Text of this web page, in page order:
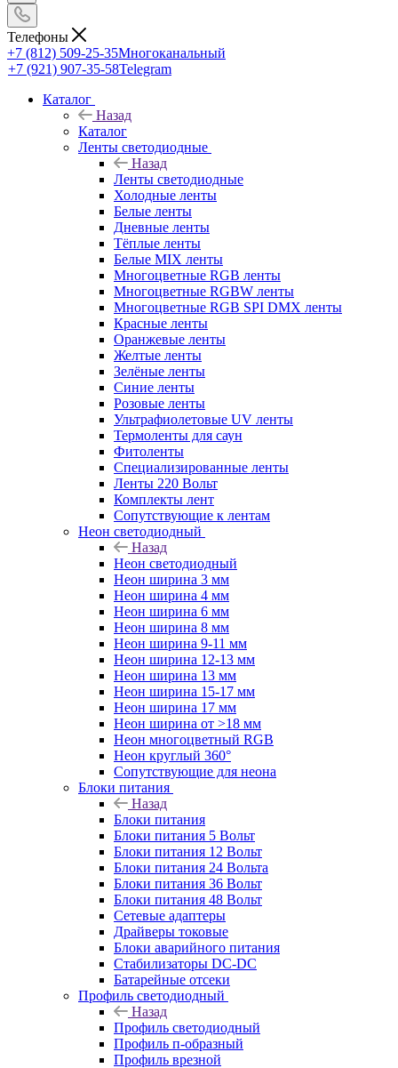
Телефоны
+7 (812) 509-25-35Многоканальный
+7 (921) 907-35-58Telegram
Каталог
Назад
Каталог
Ленты светодиодные
Назад
Ленты светодиодные
Холодные ленты
Белые ленты
Дневные ленты
Тёплые ленты
Белые MIX ленты
Многоцветные RGB ленты
Многоцветные RGBW ленты
Многоцветные RGB SPI DMX ленты
Красные ленты
Оранжевые ленты
Желтые ленты
Зелёные ленты
Синие ленты
Розовые ленты
Ультрафиолетовые UV ленты
Термоленты для саун
Фитоленты
Специализированные ленты
Ленты 220 Вольт
Комплекты лент
Сопутствующие к лентам
Неон светодиодный
Назад
Неон светодиодный
Неон ширина 3 мм
Неон ширина 4 мм
Неон ширина 6 мм
Неон ширина 8 мм
Неон ширина 9-11 мм
Неон ширина 12-13 мм
Неон ширина 13 мм
Неон ширина 15-17 мм
Неон ширина 17 мм
Неон ширина от >18 мм
Неон многоцветный RGB
Неон круглый 360°
Сопутствующие для неона
Блоки питания
Назад
Блоки питания
Блоки питания 5 Вольт
Блоки питания 12 Вольт
Блоки питания 24 Вольта
Блоки питания 36 Вольт
Блоки питания 48 Вольт
Сетевые адаптеры
Драйверы токовые
Блоки аварийного питания
Стабилизаторы DC-DC
Батарейные отсеки
Профиль светодиодный
Назад
Профиль светодиодный
Профиль п-образный
Профиль врезной